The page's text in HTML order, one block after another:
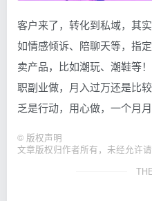
客户来了，转化到私域，其
如情感倾诉、陪聊天等，指
卖产品，比如潮玩、潮鞋等
职副业做，月入过万还是比
乏是行动，用心做，一个月
© 版权声明
文章版权归作者所有，未经允许请